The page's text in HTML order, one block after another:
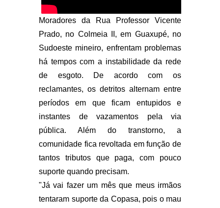
Moradores da Rua Professor Vicente
Prado, no Colmeia II, em Guaxupé, no
Sudoeste mineiro, enfrentam problemas
há tempos com a instabilidade da rede
de esgoto. De acordo com os
reclamantes, os detritos alternam entre
períodos em que ficam entupidos e
instantes de vazamentos pela via
pública. Além do transtorno, a
comunidade fica revoltada em função de
tantos tributos que paga, com pouco
suporte quando precisam.
"Já vai fazer um mês que meus irmãos
tentaram suporte da Copasa, pois o mau